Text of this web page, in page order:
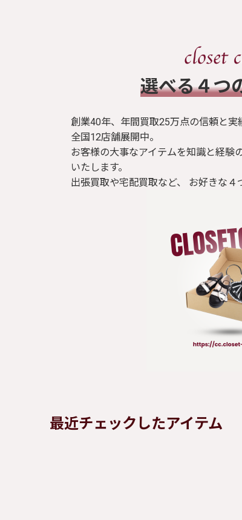
選べる４つ
創業40年、年間買取25万点の信頼と
全国12店舗展開中。
お客様の大事なアイテムを知識と経験
いたします。
出張買取や宅配買取など、 お好きな４
最近チェックしたアイテム